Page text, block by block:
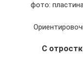
фото:
С